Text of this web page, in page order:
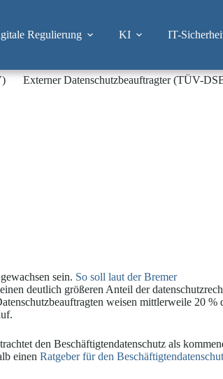
Regulierung KI IT-
Externer Datenschutzbeauftragter (TÜV-
sein. So soll laut der Bremer
deutlich größeren Anteil der
weisen mittlerweile 20 %
den Beschäftigtendatenschutz als
einen Ratgeber für den